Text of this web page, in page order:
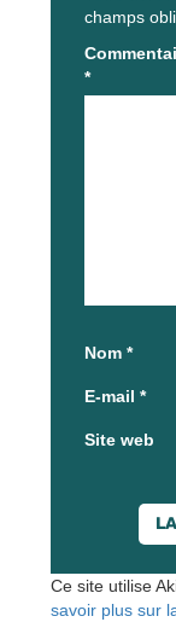
champs
*
Nom *
E-mail *
Site web
Ce site utilise
savoir plus sur